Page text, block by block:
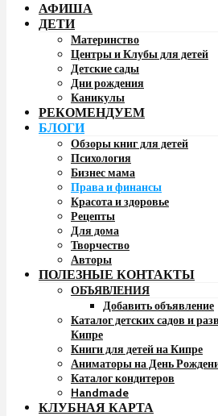
АФИША
ДЕТИ
Материнство
Центры и Клубы для детей
Детские сады
Дни рождения
Каникулы
РЕКОМЕНДУЕМ
БЛОГИ
Обзоры книг для детей
Психология
Бизнес мама
Права и финансы
Красота и здоровье
Рецепты
Для дома
Творчество
Авторы
ПОЛЕЗНЫЕ КОНТАКТЫ
ОБЪЯВЛЕНИЯ
Добавить объявление
Каталог детских садов и
Кипре
Книги для детей на Кипре
Аниматоры на День
Каталог кондитеров
Handmade
КЛУБНАЯ КАРТА